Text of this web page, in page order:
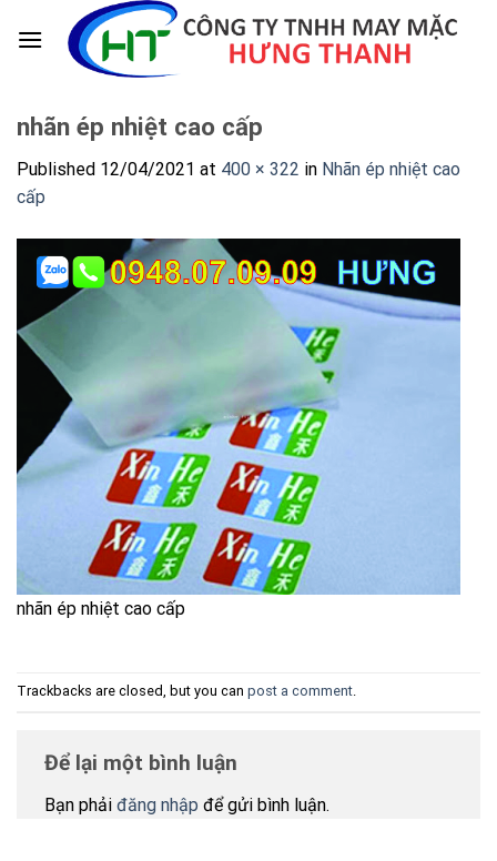
nhãn ép nhiệt cao cấp
Published 12/04/2021 at 400 × 322 in Nhãn ép nhiệt cao
cấp
nhãn ép nhiệt cao cấp
Trackbacks are closed, but you can post a comment.
Để lại một bình luận
Bạn phải đăng nhập để gửi bình luận.